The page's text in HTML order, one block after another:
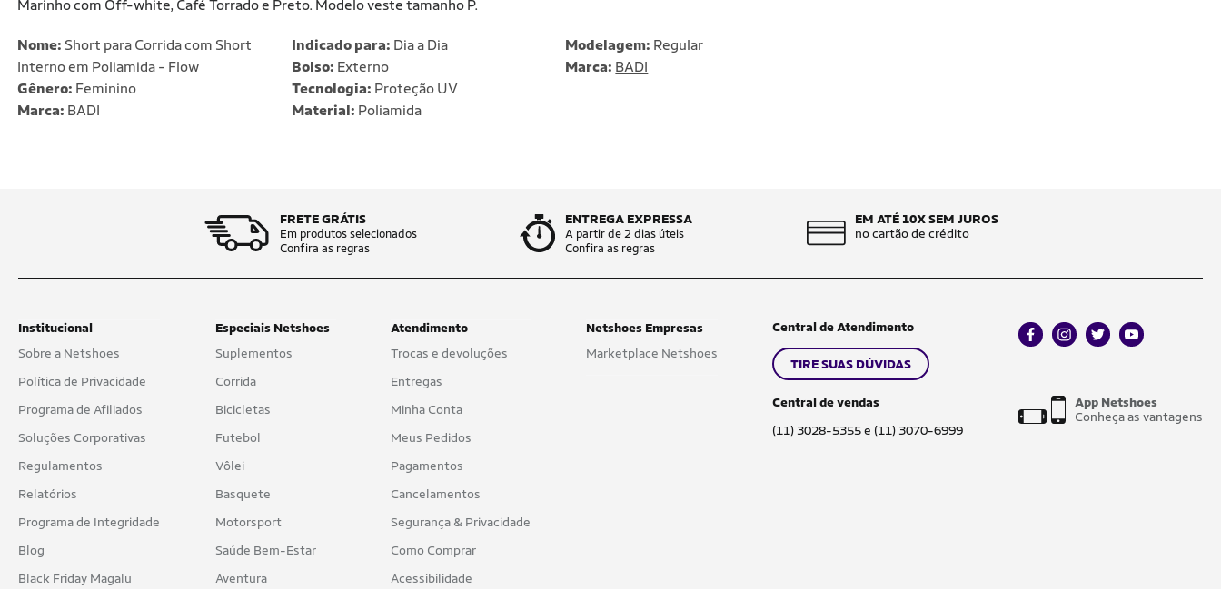
Marinho com Off-white, Café Torrado e Preto. Modelo veste tamanho P.
Nome: Short para Corrida com Short
Interno em Poliamida - Flow
Gênero: Feminino
Marca: BADI
Indicado para: Dia a Dia
Bolso: Externo
Tecnologia: Proteção UV
Material: Poliamida
Modelagem: Regular
Marca: BADI
FRETE GRÁTIS
Em produtos selecionados
Confira as regras
ENTREGA EXPRESSA
A partir de 2 dias úteis
Confira as regras
EM ATÉ 10X SEM JUROS
no cartão de crédito
Institucional
Sobre a Netshoes
Política de Privacidade
Programa de Afiliados
Soluções Corporativas
Regulamentos
Relatórios
Programa de Integridade
Blog
Black Friday Magalu
Especiais Netshoes
Suplementos
Corrida
Bicicletas
Futebol
Vôlei
Basquete
Motorsport
Saúde Bem-Estar
Aventura
Atendimento
Trocas e devoluções
Entregas
Minha Conta
Meus Pedidos
Pagamentos
Cancelamentos
Segurança & Privacidade
Como Comprar
Acessibilidade
Netshoes Empresas
Marketplace Netshoes
Central de Atendimento
TIRE SUAS DÚVIDAS
Central de vendas
(11) 3028-5355 e (11) 3070-6999
facebookinstagram
twitteryoutube
App Netshoes
Conheça as vantagens